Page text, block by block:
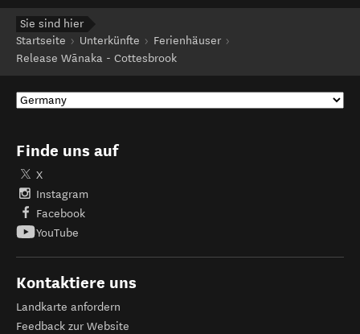
Sie sind hier
Startseite
Unterkünfte
Ferienhäuser
Release Wānaka - Cottesbrook
Finde uns auf
X
Instagram
Facebook
YouTube
Kontaktiere uns
Landkarte anfordern
Feedback zur Website